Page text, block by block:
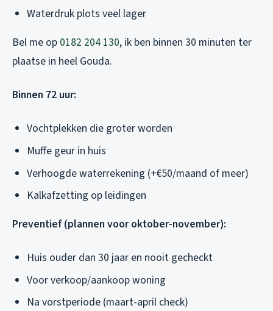
Waterdruk plots veel lager
Bel me op 0182 204 130, ik ben binnen 30 minuten ter
plaatse in heel Gouda.
Binnen 72 uur:
Vochtplekken die groter worden
Muffe geur in huis
Verhoogde waterrekening (+€50/maand of meer)
Kalkafzetting op leidingen
Preventief (plannen voor oktober-november):
Huis ouder dan 30 jaar en nooit gecheckt
Voor verkoop/aankoop woning
Na vorstperiode (maart-april check)